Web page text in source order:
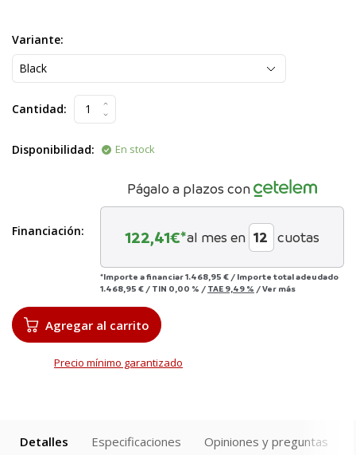
Variante:
Cantidad:
Disponibilidad: En stock
Financiación:
Págalo a plazos con
122,41€*al mes en cuotas
*Importe a financiar1.468,95 € / Importe total adeudado
1.468,95 € / TIN 0,00 % / TAE 9,49 % /Ver más
Agregar al carrito
Precio mínimo garantizado
Detalles Especificaciones Opiniones y preguntas